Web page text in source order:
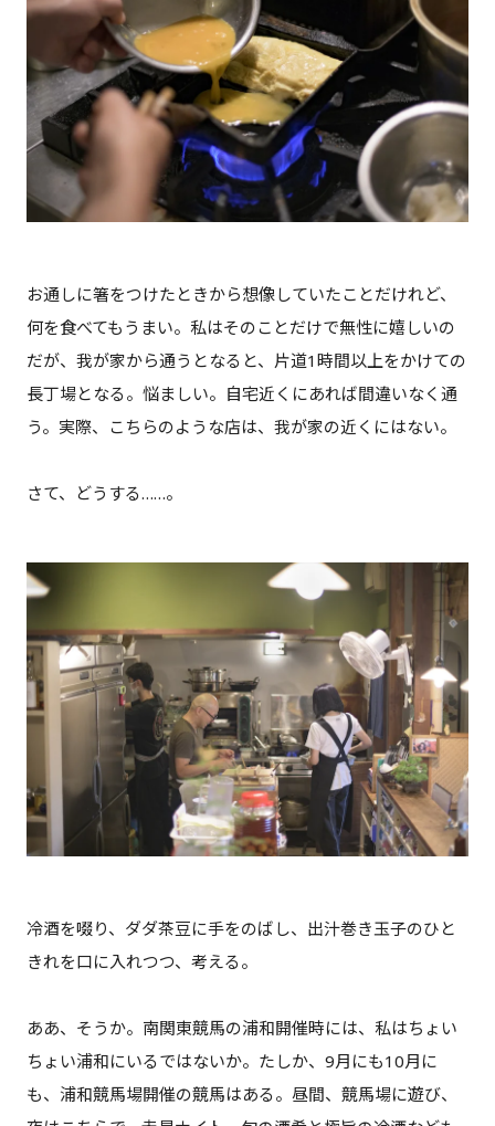
お通しに箸をつけたときから想像していたことだけれど、
何を食べてもうまい。私はそのことだけで無性に嬉しいの
だが、我が家から通うとなると、片道1時間以上をかけての
長丁場となる。悩ましい。自宅近くにあれば間違いなく通
う。実際、こちらのような店は、我が家の近くにはない。
さて、どうする……。
冷酒を啜り、ダダ茶豆に手をのばし、出汁巻き玉子のひと
きれを口に入れつつ、考える。
ああ、そうか。南関東競馬の浦和開催時には、私はちょい
ちょい浦和にいるではないか。たしか、9月にも10月に
も、浦和競馬場開催の競馬はある。昼間、競馬場に遊び、